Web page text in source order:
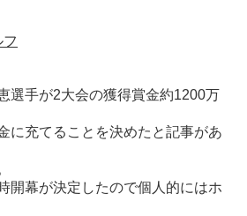
フ
選手が2大会の獲得賞金約1200万
に充てることを決めたと記事があ
開幕が決定したので個人的にはホ